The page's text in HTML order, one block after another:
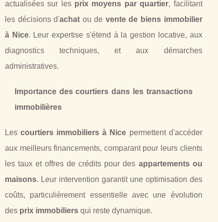
actualisées sur les prix moyens par quartier, facilitant
les décisions d'achat ou de vente de biens immobilier
à Nice. Leur expertise s'étend à la gestion locative, aux
diagnostics techniques, et aux démarches
administratives.
Importance des courtiers dans les transactions
immobilières
Lescourtiers immobiliers à Nice permettent d'accéder
aux meilleurs financements, comparant pour leurs clients
les taux et offres de crédits pour des appartements ou
maisons. Leur intervention garantit une optimisation des
coûts, particulièrement essentielle avec une évolution
des prix immobiliers qui reste dynamique.